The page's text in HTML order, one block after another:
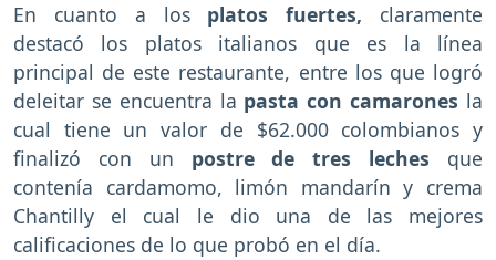
En cuanto a losplatos fuertes, claramente
destacó los platos italianos que es la línea
principal de este restaurante, entre los que logró
deleitar se encuentra la pasta con camarones la
cual tiene un valor de $62.000 colombianos y
finalizó con un postre de tres leches que
contenía cardamomo, limón mandarín y crema
Chantilly el cual le dio una de las mejores
calificaciones de lo que probó en el día.